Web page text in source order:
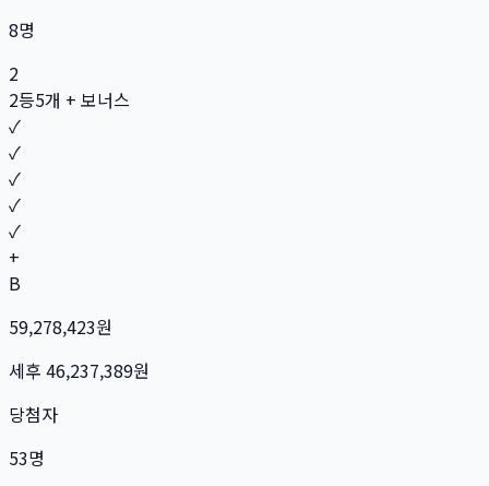
8명
2
2등5개 + 보너스
✓
✓
✓
✓
✓
+
B
59,278,423원
세후 46,237,389원
당첨자
53명